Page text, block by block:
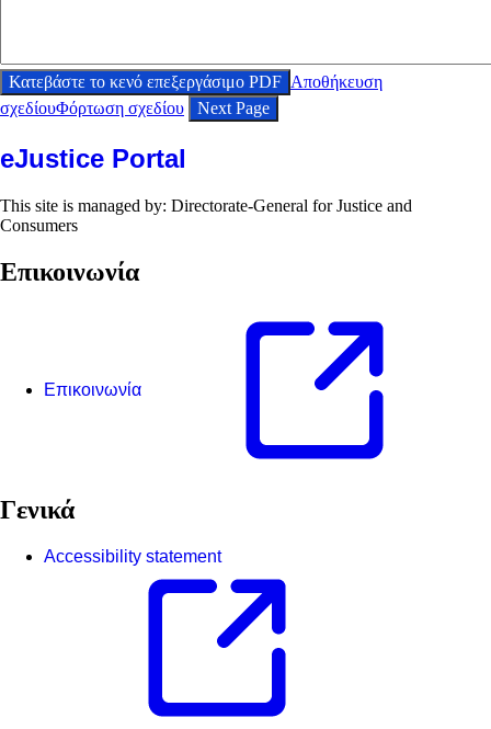
Κατεβάστε το κενό επεξεργάσιμο PDF Αποθήκευση
σχεδίουΦόρτωση σχεδίου Next Page
eJustice Portal
This site is managed by: Directorate-General for Justice and
Consumers
Επικοινωνία
Επικοινωνία
Γενικά
Accessibility statement